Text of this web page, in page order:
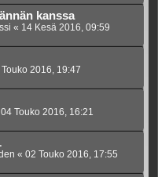
kanssa
« 14 Kesä 2016, 09:59
Touko 2016, 19:47
04 Touko 2016, 16:21
« 02 Touko 2016, 17:55